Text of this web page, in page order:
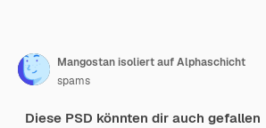
Mangostan isoliert auf Alphaschicht
spams
Diese PSD könnten dir auch gefallen